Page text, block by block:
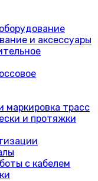
и аксессуары
маркировка трасс
и протяжки
с кабелем